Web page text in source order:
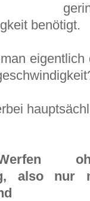
benötigt.
eigentlich
also nur